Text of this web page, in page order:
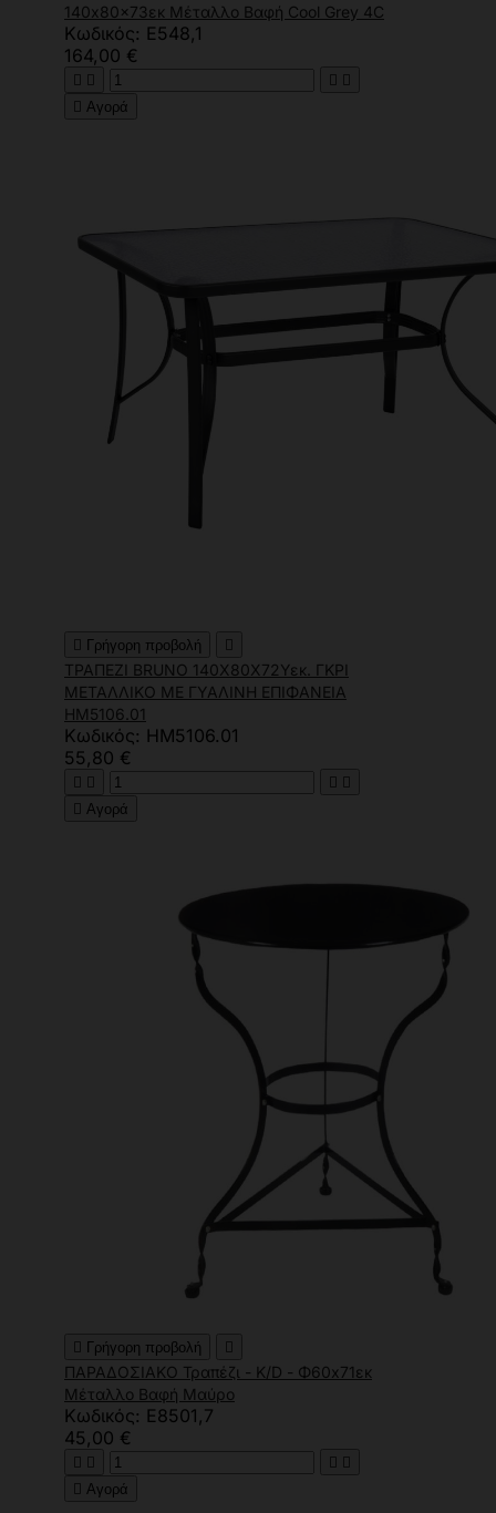
140x80x73εκ Μέταλλο Βαφή Cool Grey 4C
Κωδικός: Ε548,1
164,00 €
   
 Αγορά
 Γρήγορη προβολή 
ΤΡΑΠΕΖΙ BRUNO 140Χ80Χ72Υεκ. ΓΚΡΙ
ΜΕΤΑΛΛΙΚΟ ΜΕ ΓΥΑΛΙΝΗ ΕΠΙΦΑΝΕΙΑ
HM5106.01
Κωδικός: HM5106.01
55,80 €
   
 Αγορά
 Γρήγορη προβολή 
ΠΑΡΑΔΟΣΙΑΚΟ Τραπέζι - K/D - Φ60x71εκ
Μέταλλο Βαφή Μαύρο
Κωδικός: Ε8501,7
45,00 €
   
 Αγορά